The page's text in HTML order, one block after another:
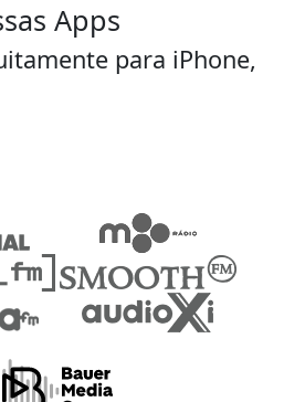
Apps
para iPhone,